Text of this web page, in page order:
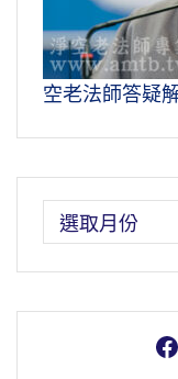
空老法師答疑